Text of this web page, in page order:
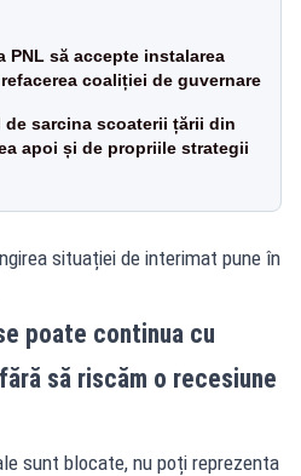
PNL să accepte instalarea
coaliției de guvernare
de sarcina scoaterii țării din
apoi și de propriile strategii
situației de interimat pune în
poate continua cu
să riscăm o recesiune
sunt blocate, nu poți reprezenta